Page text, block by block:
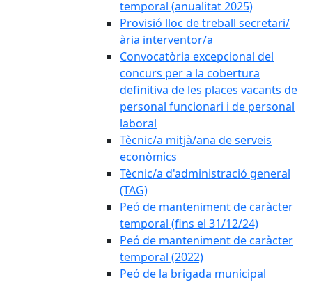
temporal (anualitat 2025)
Provisió lloc de treball secretari/
ària interventor/a
Convocatòria excepcional del
concurs per a la cobertura
definitiva de les places vacants de
personal funcionari i de personal
laboral
Tècnic/a mitjà/ana de serveis
econòmics
Tècnic/a d'administració general
(TAG)
Peó de manteniment de caràcter
temporal (fins el 31/12/24)
Peó de manteniment de caràcter
temporal (2022)
Peó de la brigada municipal